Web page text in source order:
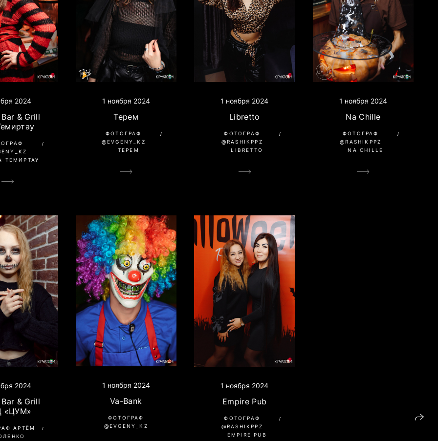
2024
& Grill
ТЕМИРТАУ
1 ноября 2024
Терем
ФОТОГРАФ
@EVGENY_KZ
ТЕРЕМ
1 ноября 2024
Libretto
ФОТОГРАФ
@RASHIKPPZ
LIBRETTO
1 ноября 2024
Na Chille
ФОТОГРАФ
@RASHIKPPZ
NA CHILLE
2024
& Grill
«ЦУМ»
АРТЁМ
1 ноября 2024
Va-Bank
ФОТОГРАФ
@EVGENY_KZ
1 ноября 2024
Empire Pub
ФОТОГРАФ
@RASHIKPPZ
EMPIRE PUB